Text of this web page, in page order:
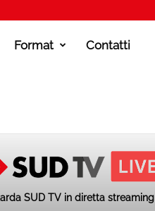
Format Contatti
SUD TV in diretta streaming